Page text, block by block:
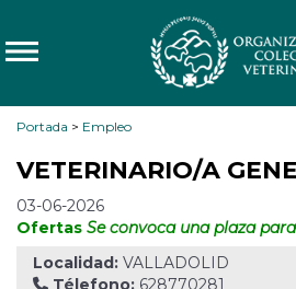
Portada > Empleo
VETERINARIO/A
03-06-2026
Ofertas Se convoca una plaza
Localidad: VALLADOLID
Télefono: 628770281